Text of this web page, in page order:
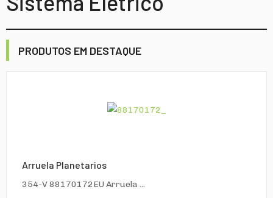
PRODUTOS EM DESTAQUE
Arruela Planetarios
354-V 88170172EU Arruela ...